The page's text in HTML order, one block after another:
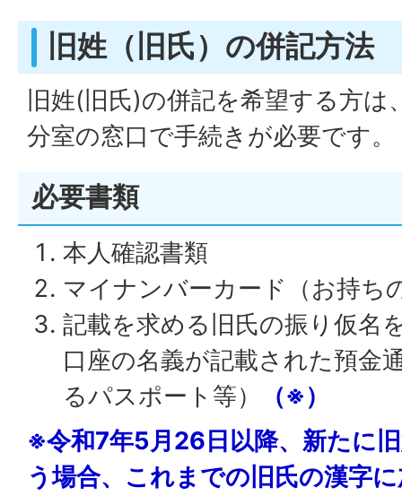
旧姓（旧氏）の併記方法
旧姓(旧氏)の併記を希望する方
分室の窓口で手続きが必要です。
必要書類
本人確認書類
マイナンバーカード（お持ち
記載を求める旧氏の振り仮名
口座の名義が記載された預金
るパスポート等）
（※）
※令和7年5月26日以降、新たに
う場合、これまでの旧氏の漢字